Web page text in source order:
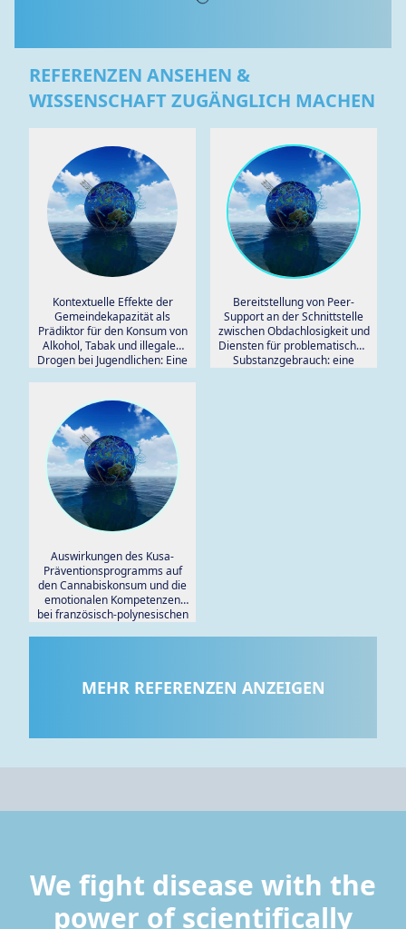
REFERENZEN ANSEHEN &
WISSENSCHAFT ZUGÄNGLICH MACHEN
Kontextuelle Effekte der
Gemeindekapazität als
Prädiktor für den Konsum von
Alkohol, Tabak und illegalen
Drogen bei Jugendlichen: Eine
Bereitstellung von Peer-
Support an der Schnittstelle
zwischen Obdachlosigkeit und
Diensten für problematischen
Substanzgebrauch: eine
Auswirkungen des Kusa-
Präventionsprogramms auf
den Cannabiskonsum und die
emotionalen Kompetenzen
bei französisch-polynesischen
MEHR REFERENZEN ANZEIGEN
We fight disease with the
power of scientifically